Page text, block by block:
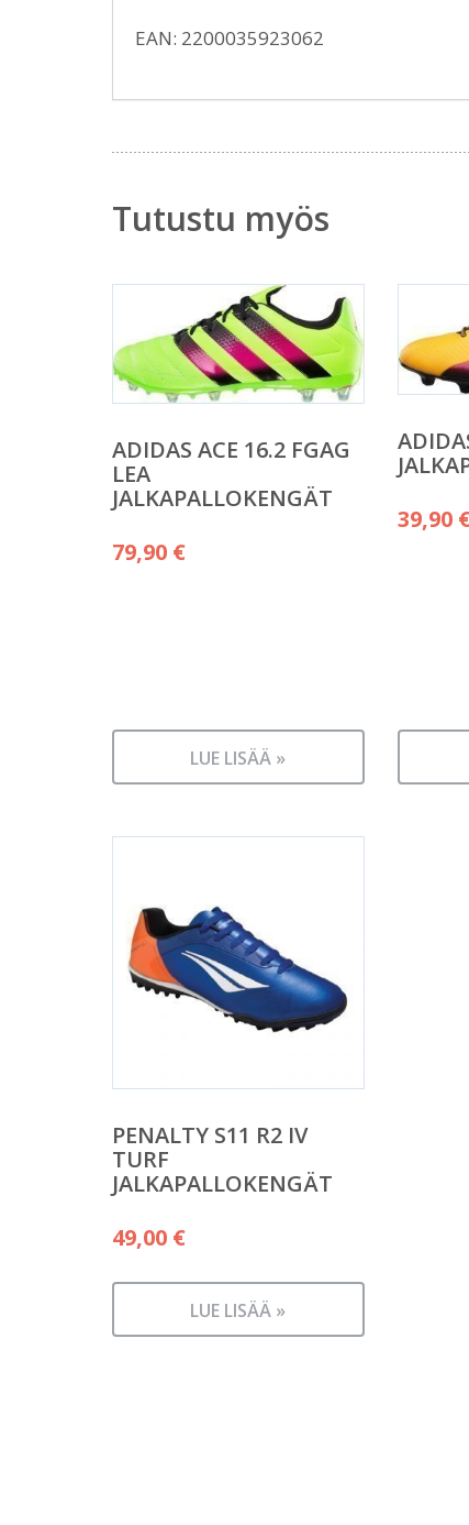
EAN: 2200035923062
Tutustu myös
ADIDAS ACE 16.2 FGAG
LEA
JALKAPALLOKENGÄT
79,90 €
LUE LISÄÄ »
39,90
PENALTY S11 R2 IV
TURF
JALKAPALLOKENGÄT
49,00 €
LUE LISÄÄ »